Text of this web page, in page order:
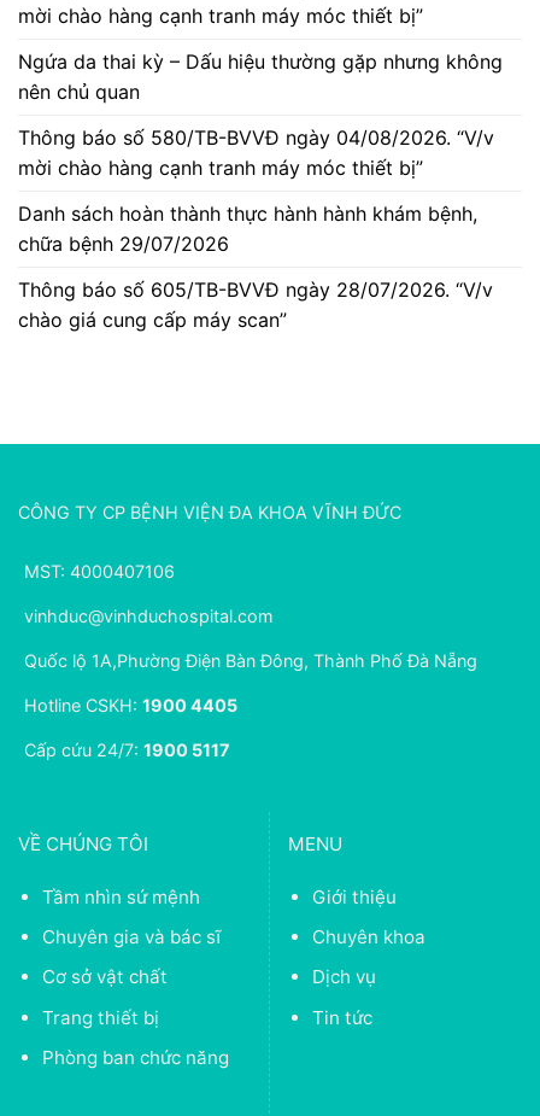
mời chào hàng cạnh tranh máy móc thiết bị”
Ngứa da thai kỳ – Dấu hiệu thường gặp nhưng không
nên chủ quan
Thông báo số 580/TB-BVVĐ ngày 04/08/2026. “V/v
mời chào hàng cạnh tranh máy móc thiết bị”
Danh sách hoàn thành thực hành hành khám bệnh,
chữa bệnh 29/07/2026
Thông báo số 605/TB-BVVĐ ngày 28/07/2026. “V/v
chào giá cung cấp máy scan”
CÔNG TY CP BỆNH VIỆN ĐA KHOA VĨNH ĐỨC
MST: 4000407106
vinhduc@vinhduchospital.com
Quốc lộ 1A,Phường Điện Bàn Đông, Thành Phố Đà Nẵng
Hotline CSKH: 1900 4405
Cấp cứu 24/7: 1900 5117
VỀ CHÚNG TÔI
Tầm nhìn sứ mệnh
Chuyên gia và bác sĩ
Cơ sở vật chất
Trang thiết bị
Phòng ban chức năng
MENU
Giới thiệu
Chuyên khoa
Dịch vụ
Tin tức